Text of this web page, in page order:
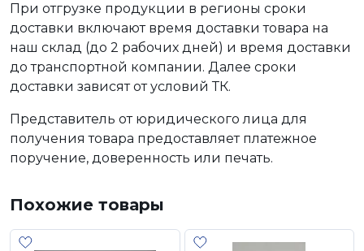
При отгрузке продукции в регионы сроки
доставки включают время доставки товара на
наш склад (до 2 рабочих дней) и время доставки
до транспортной компании. Далее сроки
доставки зависят от условий ТК.
Представитель от юридического лица для
получения товара предоставляет платежное
поручение, доверенность или печать.
Похожие товары